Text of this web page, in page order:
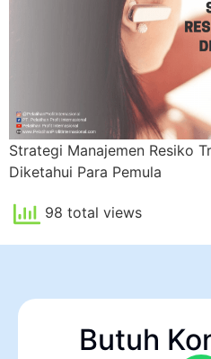
Strategi Manajemen Resiko
Diketahui Para Pemula
98 total views
Butuh